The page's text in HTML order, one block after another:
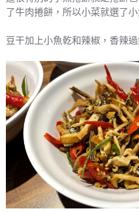
了牛肉捲餅，所以小菜就選了小
豆干加上小魚乾和辣椒，香辣